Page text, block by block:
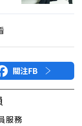
關注FB
服務